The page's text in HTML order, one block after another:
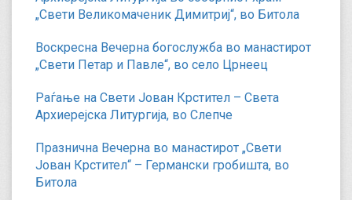
„Свети Великомаченик Димитриј“, во Битола
Воскресна Вечерна богослужба во манастирот
„Свети Петар и Павле“, во село Црнеец
Раѓање на Свети Јован Крстител – Света
Архиерејска Литургија, во Слепче
Празнична Вечерна во манастирот „Свети
Јован Крстител“ – Германски гробишта, во
Битола